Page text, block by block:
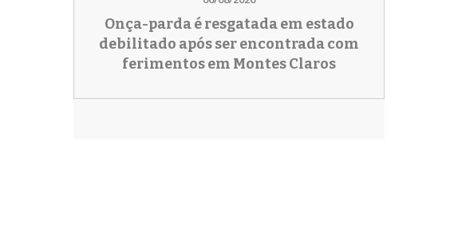
Onça-parda é resgatada em estado
debilitado após ser encontrada com
ferimentos em Montes Claros